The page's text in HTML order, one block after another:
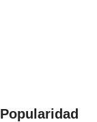
Popularidad